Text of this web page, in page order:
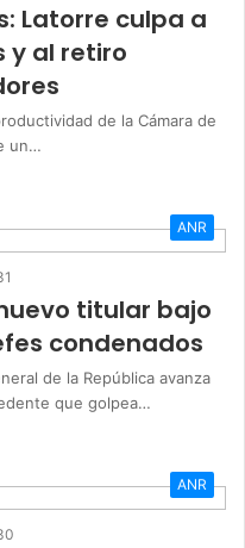
Latorre culpa a
y al retiro
de la Cámara de
un…
ANR
titular bajo
condenados
de la República avanza
que golpea…
ANR